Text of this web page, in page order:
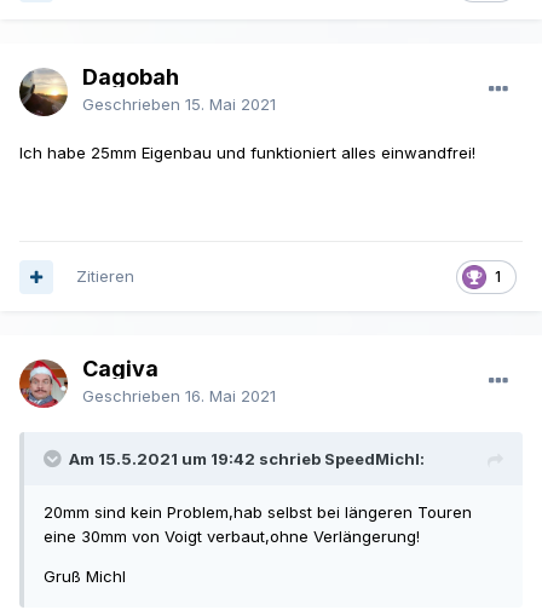
Dagobah
Geschrieben 15. Mai 2021
Ich habe 25mm Eigenbau und funktioniert alles einwandfrei!
1
Zitieren
Cagiva
Geschrieben 16. Mai 2021
Am 15.5.2021 um 19:42 schrieb SpeedMichl:
20mm sind kein Problem,hab selbst bei längeren Touren
eine 30mm von Voigt verbaut,ohne Verlängerung!
Gruß Michl